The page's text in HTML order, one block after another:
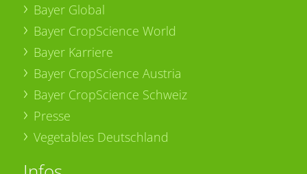
Bayer Global
Bayer CropScience World
Bayer Karriere
Bayer CropScience Austria
Bayer CropScience Schweiz
Presse
Vegetables Deutschland